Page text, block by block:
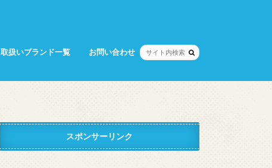
取扱いブランド一覧
お問い合わせ
スポンサーリンク